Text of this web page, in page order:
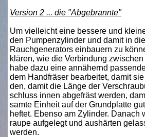
Version 2 ... die "Abgebrannte"
Um vielleicht eine bessere und
den Pumpenzylinder und damit in
Rauchgenerators einbauern zu
klären, wie die Verbindung
habe dazu eine annähernd
dem Handfräser bearbeitet, damit
den, damit die Länge der
schluss innen abgefräst werden,
samte Einheit auf der Grundplatte
heftet. Ebenso am Zylinder.
raupe aufgelegt und aushärten
werden.